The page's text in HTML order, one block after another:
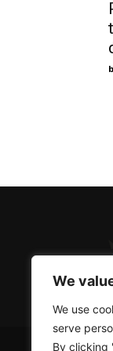
We
We use
serve
By clicking